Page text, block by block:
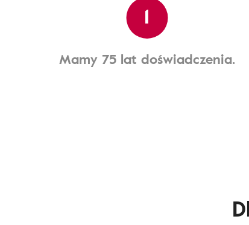
1
Mamy 75 lat doświadczenia.